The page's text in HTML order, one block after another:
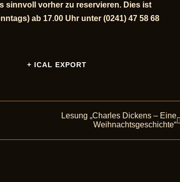
sinnvoll vorher zu reservieren. Dies ist
ab 17.00 Uhr unter (0241) 47 58 68
+ ICAL EXPORT
Lesung „Charles Dickens – Eine
Weihnachtsgeschichte“